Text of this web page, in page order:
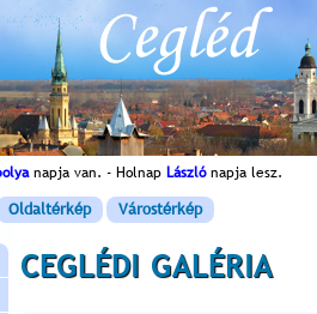
napja van. - Holnap Lászlónapja lesz.
Oldaltérkép Várostérkép
CEGLÉDI GALÉRIA